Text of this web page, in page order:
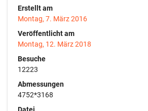
Erstellt am
Montag, 7. März 2016
Veröffentlicht am
Montag, 12. März 2018
Besuche
12223
Abmessungen
4752*3168
Datei